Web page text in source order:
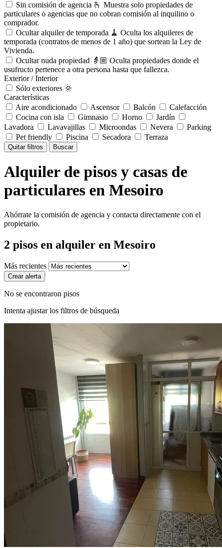
Sin comisión de agencia 🫰 Muestra solo propiedades de
particulares o agencias que no cobran comisión al inquilino o
comprador.
Ocultar alquiler de temporada 🧹 Oculta los alquileres de
temporada (contratos de menos de 1 año) que sortean la Ley de
Vivienda.
Ocultar nuda propiedad 👵🏼 Oculta propiedades donde el
usufructo pertenece a otra persona hasta que fallezca.
Exterior / Interior
Sólo exteriores 🌞
Características
Aire acondicionado
Ascensor Balcón
Calefacción
Cocina con isla
Gimnasio Horno
Jardín
Lavadora
Lavavajillas Microondas Nevera
Parking
Pet friendly
Piscina Secadora Terraza
Quitar filtros Buscar
Alquiler de pisos y casas de
particulares en Mesoiro
Ahórrate la comisión de agencia y contacta directamente con el
propietario.
2 pisos en alquiler en Mesoiro
Más recientes
Crear alerta
No se encontraron pisos
Intenta ajustar los filtros de búsqueda